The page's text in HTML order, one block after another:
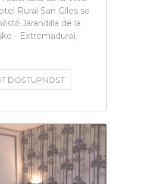
Rural San Giles se
Jarandilla de la
- Extremadura).
DOSTUPNOST